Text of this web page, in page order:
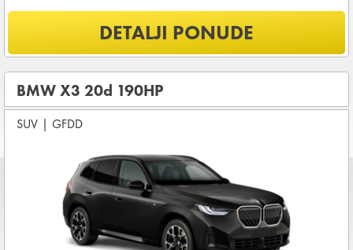
Šta je uključeno u ponudu?
OSNOVNI PAKET OSIGURANJA od štete (CDW) i krađe
(THW)
Koji su osnovni uslovi za najam vozila?
DEPOZIT NA KREDITNOJ KARTICI u iznosu od
1.800,00 EUR+ iznosa najma
KOMPLETNI USLOVI NAJMA
DETALJI PONUDE
BMW X3 20d 190HP
SUV | GFDD